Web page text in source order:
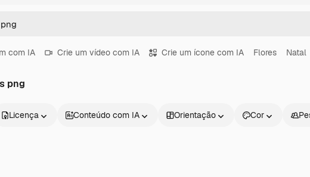
com IA Crie um vídeo com IA Crie um ícone com IA Flores Natal
png
Licença Conteúdo com IA Orientação Cor